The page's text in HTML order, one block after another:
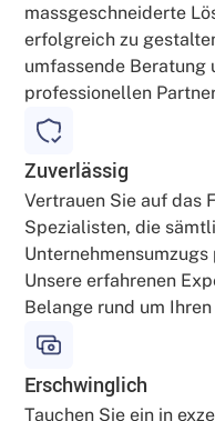
massgeschneiderte
erfolgreich zu
umfassende Beratung
professionellen
Zuverlässig
Vertrauen Sie auf das
Spezialisten, die
Unsere erfahrenen
Belange rund um
Erschwinglich
Tauchen Sie ein in